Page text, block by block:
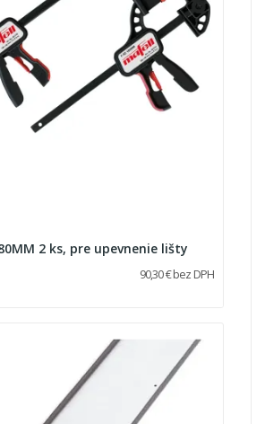
2 ks, pre upevnenie lišty
90,30 € bez DPH